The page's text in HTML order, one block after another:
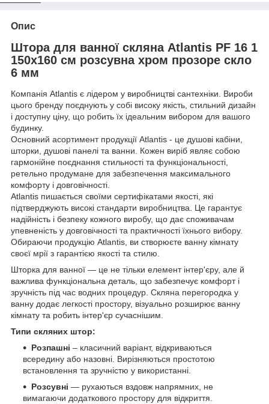
Опис
Штора для ванної скляна Atlantis PF 16 1
150х160 см розсувна хром прозоре скло
6 мм
Компанія Atlantis є лідером у виробництві сантехніки. Вироби
цього бренду поєднують у собі високу якість, стильний дизайн
і доступну ціну, що робить їх ідеальним вибором для вашого
будинку.
Основний асортимент продукції Atlantis - це душові кабіни,
шторки, душові панелі та ванни. Кожен виріб являє собою
гармонійне поєднання стильності та функціональності,
ретельно продумане для забезпечення максимального
комфорту і довговічності.
Atlantis пишається своїми сертифікатами якості, які
підтверджують високі стандарти виробництва. Це гарантує
надійність і безпеку кожного виробу, що дає споживачам
упевненість у довговічності та практичності їхнього вибору.
Обираючи продукцію Atlantis, ви створюєте ванну кімнату
своєї мрії з гарантією якості та стилю.
Шторка для ванної — це не тільки елемент інтер'єру, але й
важлива функціональна деталь, що забезпечує комфорт і
зручність під час водних процедур. Скляна перегородка у
ванну додає легкості простору, візуально розширює ванну
кімнату та робить інтер'єр сучаснішим.
Типи скляних штор:
Розпашні – класичний варіант, відкриваються
всередину або назовні. Вирізняються простотою
встановлення та зручністю у використанні.
Розсувні — рухаються вздовж напрямних, не
вимагаючи додаткового простору для відкриття.